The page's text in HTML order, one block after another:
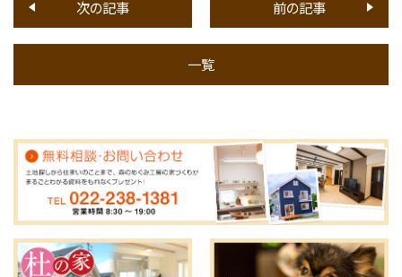
次の記事
一覧
前の記事